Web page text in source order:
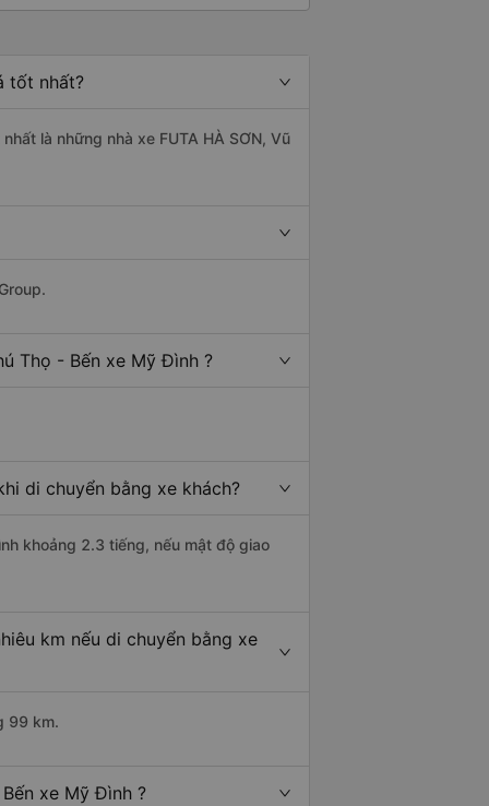
tốt nhất?
là những nhà xe FUTA HÀ SƠN, Vũ
Thọ - Bến xe Mỹ Đình ?
di chuyển bằng xe khách?
khoảng 2.3 tiếng, nếu mật độ giao
km nếu di chuyển bằng xe
99 km.
xe Mỹ Đình ?